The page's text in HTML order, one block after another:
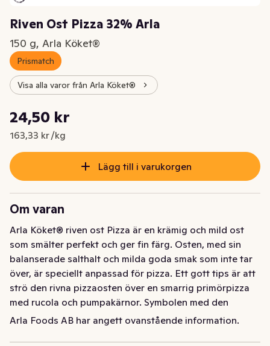
Riven Ost Pizza 32% Arla
150 g, Arla Köket®
Prismatch
Visa alla varor från Arla Köket®
Nuvarande pris är: 24,50 kr
24,50 kr
163,33 kr /kg
Styckpris: 163,33 kr /kg
Lägg till i varukorgen
Om varan
Arla Köket® riven ost Pizza är en krämig och mild ost
som smälter perfekt och ger fin färg. Osten, med sin
balanserade salthalt och milda goda smak som inte tar
över, är speciellt anpassad för pizza. Ett gott tips är att
strö den rivna pizzaosten över en smarrig primörpizza
med rucola och pumpakärnor. Symbolen med den
blågula mjölkkannan garanterar 100 procent svensk
Arla Foods AB har angett ovanstående information.